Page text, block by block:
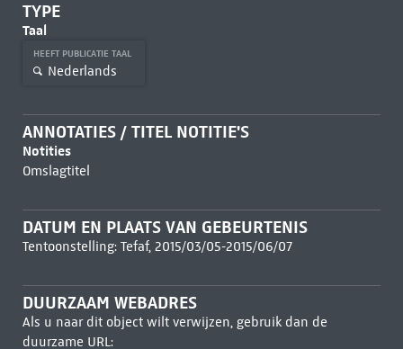
TYPE
Taal
HEEFT PUBLICATIE TAAL
Nederlands
ANNOTATIES / TITEL NOTITIE'S
Notities
Omslagtitel
DATUM EN PLAATS VAN GEBEURTENIS
Tentoonstelling: Tefaf, 2015/03/05-2015/06/07
DUURZAAM WEBADRES
Als u naar dit object wilt verwijzen, gebruik dan de
duurzame URL: